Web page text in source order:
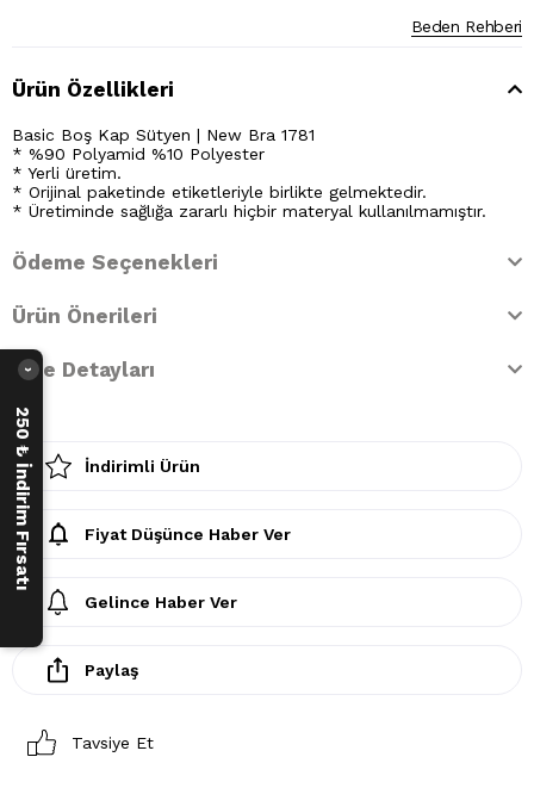
Beden Rehberi
Ürün Özellikleri
Basic Boş Kap Sütyen | New Bra 1781
* %90 Polyamid %10 Polyester
* Yerli üretim.
* Orijinal paketinde etiketleriyle birlikte gelmektedir.
* Üretiminde sağlığa zararlı hiçbir materyal kullanılmamıştır.
Ödeme Seçenekleri
Ürün Önerileri
İade Detayları
İndirimli Ürün
Fiyat Düşünce Haber Ver
Gelince Haber Ver
Paylaş
Tavsiye Et
250 ₺ İndirim Fırsatı
›